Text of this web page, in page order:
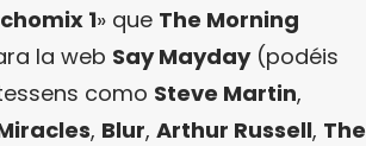
1» que The Morning
la web Say Mayday(podéis
como Steve Martin,
, Blur, Arthur Russell, The